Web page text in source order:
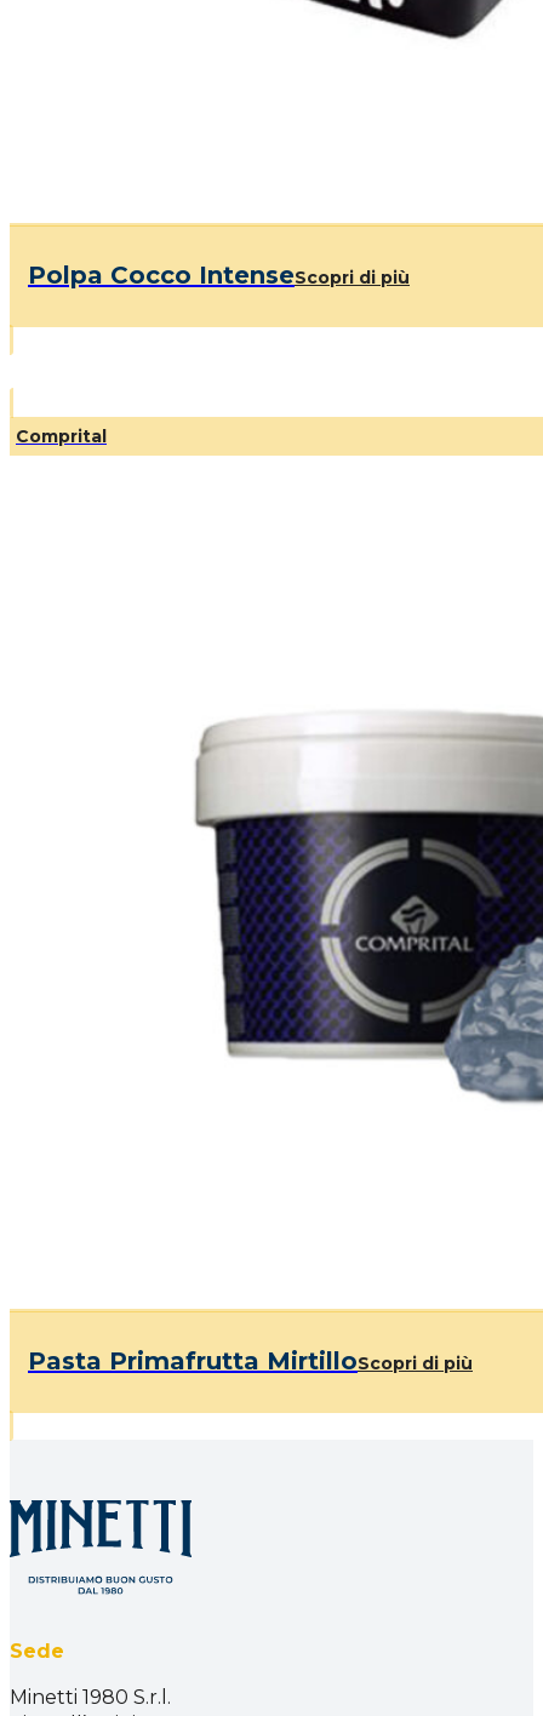
Polpa Cocco IntenseScopri di più
Comprital
Pasta Primafrutta MirtilloScopri di più
Sede
Minetti 1980 S.r.l.